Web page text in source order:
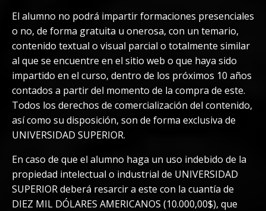
El alumno no podrá impartir formaciones presenciales
o no, de forma gratuita u onerosa, con un temario,
contenido textual o visual parcial o totalmente similar
al que se encuentre en el sitio web o que haya sido
impartido en el curso, dentro de los próximos 10 años
contados a partir del momento de la compra de este.
Todos los derechos de comercialización del contenido,
así como su disposición, son de forma exclusiva de
UNIVERSIDAD SUPERIOR.
En caso de que el alumno haga un uso indebido de la
propiedad intelectual o industrial de UNIVERSIDAD
SUPERIOR deberá resarcir a este con la cuantía de
DIEZ MIL DÓLARES AMERICANOS (10.000,00$), que